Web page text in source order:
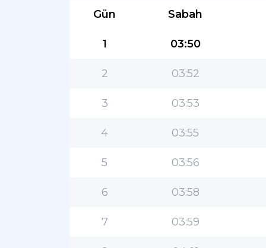
Gün Sabah
1 03:50
2 03:52
3 03:53
4 03:55
5 03:56
6 03:58
7 03:59